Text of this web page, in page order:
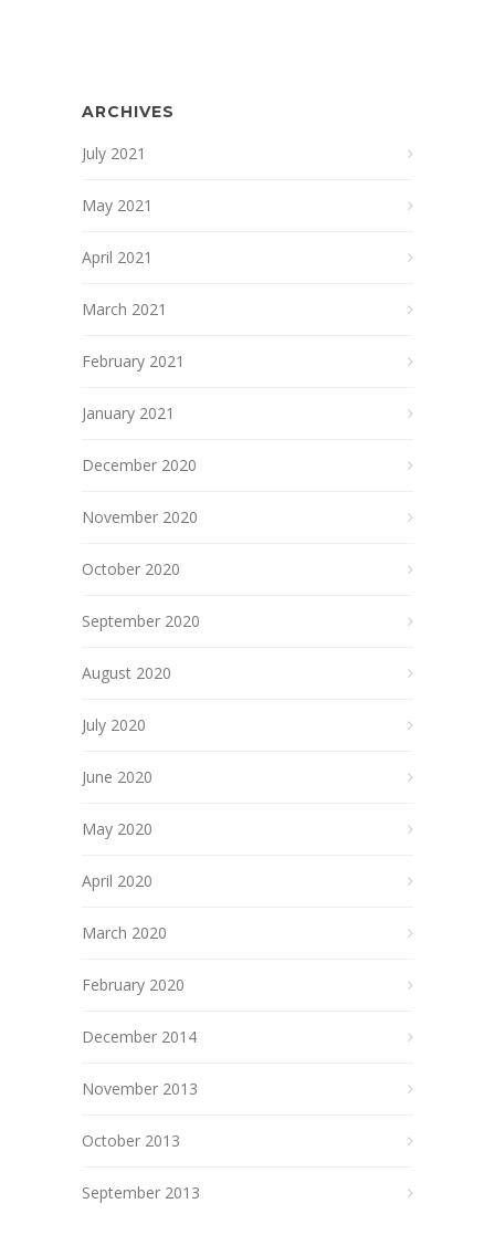
ARCHIVES
July 2021
May 2021
April 2021
March 2021
February 2021
January 2021
December 2020
November 2020
October 2020
September 2020
August 2020
July 2020
June 2020
May 2020
April 2020
March 2020
February 2020
December 2014
November 2013
October 2013
September 2013